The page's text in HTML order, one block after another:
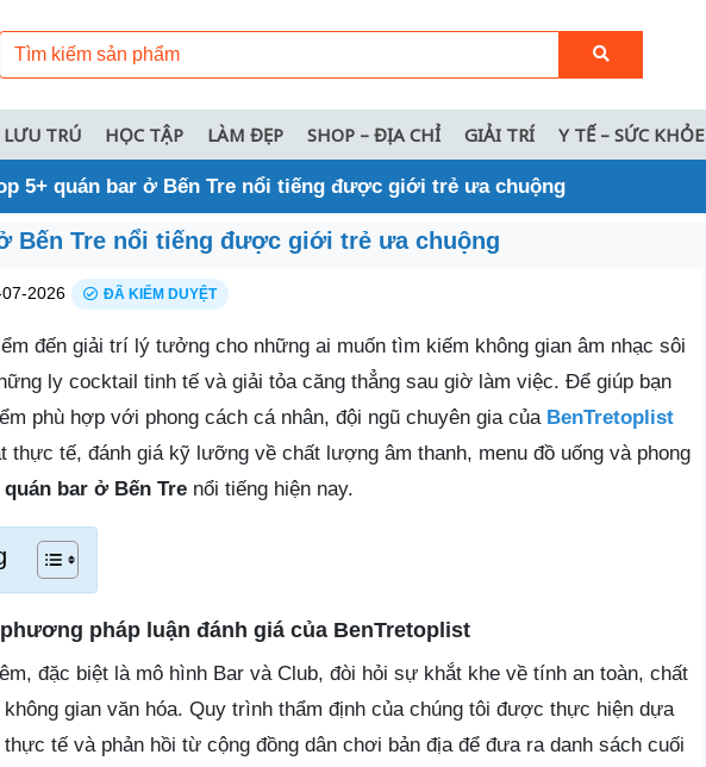
LƯU TRÚ HỌC TẬP LÀM ĐẸP SHOP – ĐỊA CHỈ GIẢI TRÍ Y TẾ – SỨC KHỎE
5+ quán bar ở Bến Tre nổi tiếng được giới trẻ ưa chuộng
Bến Tre nổi tiếng được giới trẻ ưa chuộng
2026 ĐÃ KIỂM DUYỆT
đến giải trí lý tưởng cho những ai muốn tìm kiếm không gian âm nhạc sôi
ly cocktail tinh tế và giải tỏa căng thẳng sau giờ làm việc. Để giúp bạn
phù hợp với phong cách cá nhân, đội ngũ chuyên gia của BenTretoplist
thực tế, đánh giá kỹ lưỡng về chất lượng âm thanh, menu đồ uống và phong
quán bar ở Bến Tre nổi tiếng hiện nay.
pháp luận đánh giá của BenTretoplist
đặc biệt là mô hình Bar và Club, đòi hỏi sự khắt khe về tính an toàn, chất
gian văn hóa. Quy trình thẩm định của chúng tôi được thực hiện dựa
tế và phản hồi từ cộng đồng dân chơi bản địa để đưa ra danh sách cuối